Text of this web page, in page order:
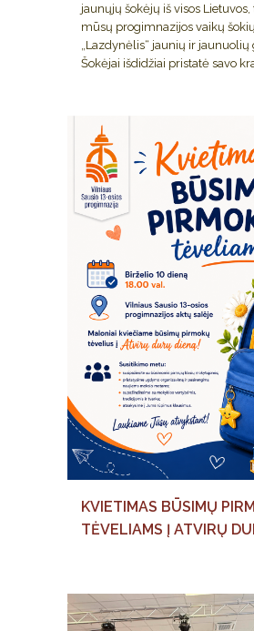
jaunųjų šokėjų iš visos
mūsų progimnazijos vaikų
„Lazdynėlis“ jaunių ir jaunuolių
Šokėjai išdidžiai pristatė savo
KVIETIMAS BŪSIMŲ
TĖVELIAMS Į ATVIRŲ